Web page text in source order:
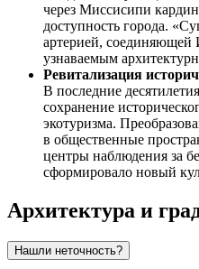
через Миссисипи
доступность города.
артерией,
узнаваемым
Ревитализация
В последние
сохранение
экотуризма.
в общественные
центры наблюдения за
сформировало новый
Архитектура и
Нашли неточность?